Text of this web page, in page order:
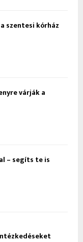
szentesi kórház
várják a
– segíts te is